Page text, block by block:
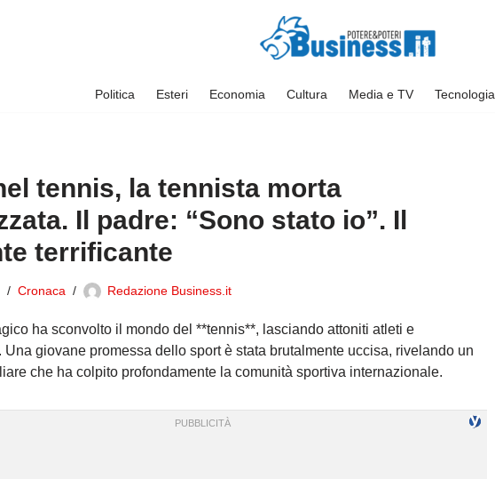
Politica Esteri Economia Cultura Media e TV Tecnologia
tennis, la tennista morta
Il padre: “Sono stato io”. Il
terrificante
Cronaca Redazione Business.it
ha sconvolto il mondo del **tennis**, lasciando attoniti atleti e
Una giovane promessa dello sport è stata brutalmente uccisa, rivelando un
che ha colpito profondamente la comunità sportiva internazionale.